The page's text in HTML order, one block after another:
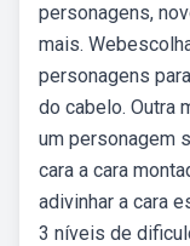
personagens,
mais.
personagens
do cabelo. Outra
um personagem
cara a cara
adivinhar a cara
3 níveis de